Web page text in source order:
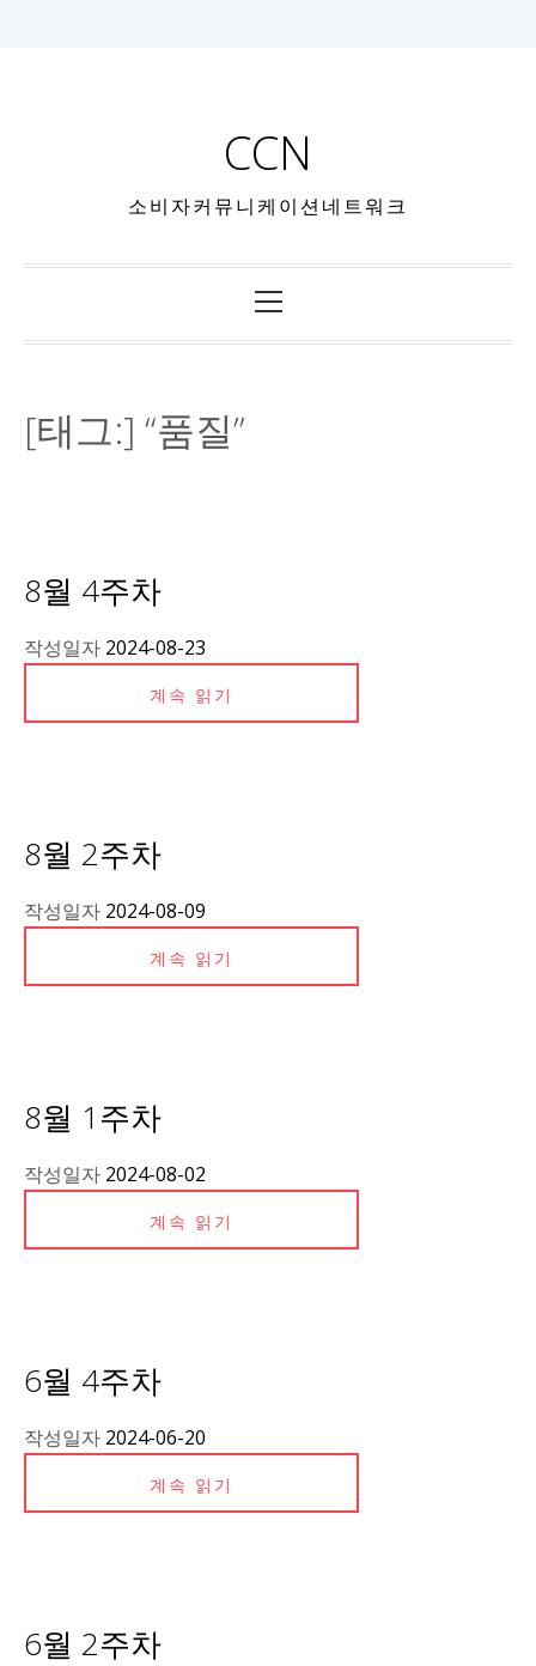
CCN
소비자커뮤니케이션네트워크
[태그:] “품질”
8월 4주차
작성일자 2024-08-23
계속 읽기
8월 2주차
작성일자 2024-08-09
계속 읽기
8월 1주차
작성일자 2024-08-02
계속 읽기
6월 4주차
작성일자 2024-06-20
계속 읽기
6월 2주차